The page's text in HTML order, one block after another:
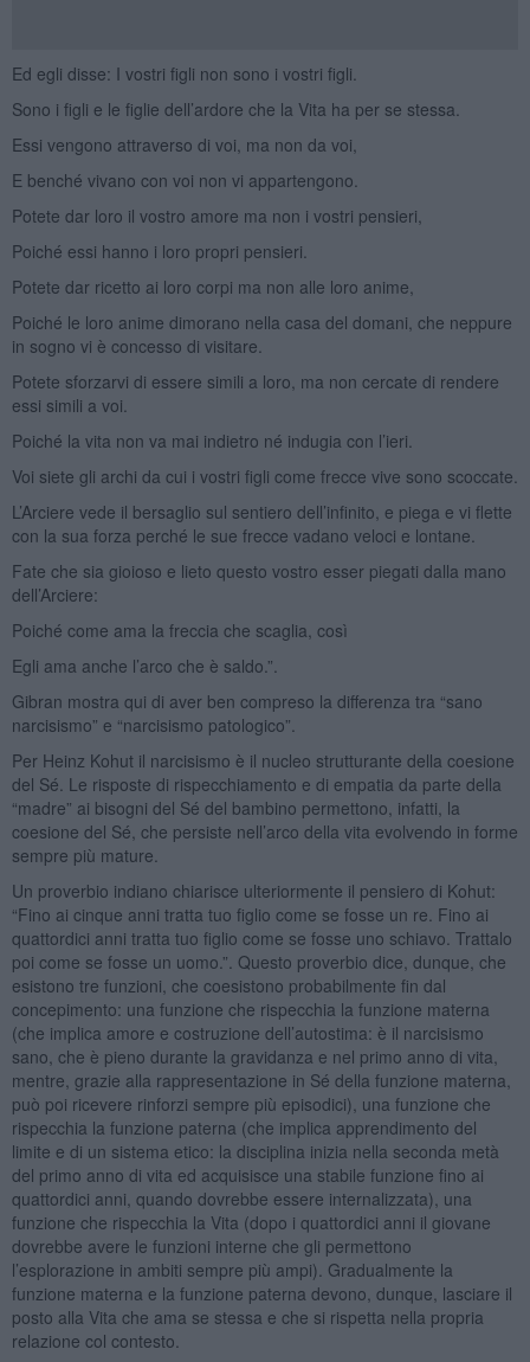
Ed egli disse: I vostri figli non sono i vostri figli.
Sono i figli e le figlie dell’ardore che la Vita ha per se stessa.
Essi vengono attraverso di voi, ma non da voi,
E benché vivano con voi non vi appartengono.
Potete dar loro il vostro amore ma non i vostri pensieri,
Poiché essi hanno i loro propri pensieri.
Potete dar ricetto ai loro corpi ma non alle loro anime,
Poiché le loro anime dimorano nella casa del domani, che neppure
in sogno vi è concesso di visitare.
Potete sforzarvi di essere simili a loro, ma non cercate di rendere
essi simili a voi.
Poiché la vita non va mai indietro né indugia con l’ieri.
Voi siete gli archi da cui i vostri figli come frecce vive sono scoccate.
L’Arciere vede il bersaglio sul sentiero dell’infinito, e piega e vi flette
con la sua forza perché le sue frecce vadano veloci e lontane.
Fate che sia gioioso e lieto questo vostro esser piegati dalla mano
dell’Arciere:
Poiché come ama la freccia che scaglia, così
Egli ama anche l’arco che è saldo.”.
Gibran mostra qui di aver ben compreso la differenza tra “sano
narcisismo” e “narcisismo patologico”.
Per Heinz Kohut il narcisismo è il nucleo strutturante della coesione
del Sé. Le risposte di rispecchiamento e di empatia da parte della
“madre” ai bisogni del Sé del bambino permettono, infatti, la
coesione del Sé, che persiste nell’arco della vita evolvendo in forme
sempre più mature.
Un proverbio indiano chiarisce ulteriormente il pensiero di Kohut:
“Fino ai cinque anni tratta tuo figlio come se fosse un re. Fino ai
quattordici anni tratta tuo figlio come se fosse uno schiavo. Trattalo
poi come se fosse un uomo.”. Questo proverbio dice, dunque, che
esistono tre funzioni, che coesistono probabilmente fin dal
concepimento: una funzione che rispecchia la funzione materna
(che implica amore e costruzione dell’autostima: è il narcisismo
sano, che è pieno durante la gravidanza e nel primo anno di vita,
mentre, grazie alla rappresentazione in Sé della funzione materna,
può poi ricevere rinforzi sempre più episodici), una funzione che
rispecchia la funzione paterna (che implica apprendimento del
limite e di un sistema etico: la disciplina inizia nella seconda metà
del primo anno di vita ed acquisisce una stabile funzione fino ai
quattordici anni, quando dovrebbe essere internalizzata), una
funzione che rispecchia la Vita (dopo i quattordici anni il giovane
dovrebbe avere le funzioni interne che gli permettono
l’esplorazione in ambiti sempre più ampi). Gradualmente la
funzione materna e la funzione paterna devono, dunque, lasciare il
posto alla Vita che ama se stessa e che si rispetta nella propria
relazione col contesto.